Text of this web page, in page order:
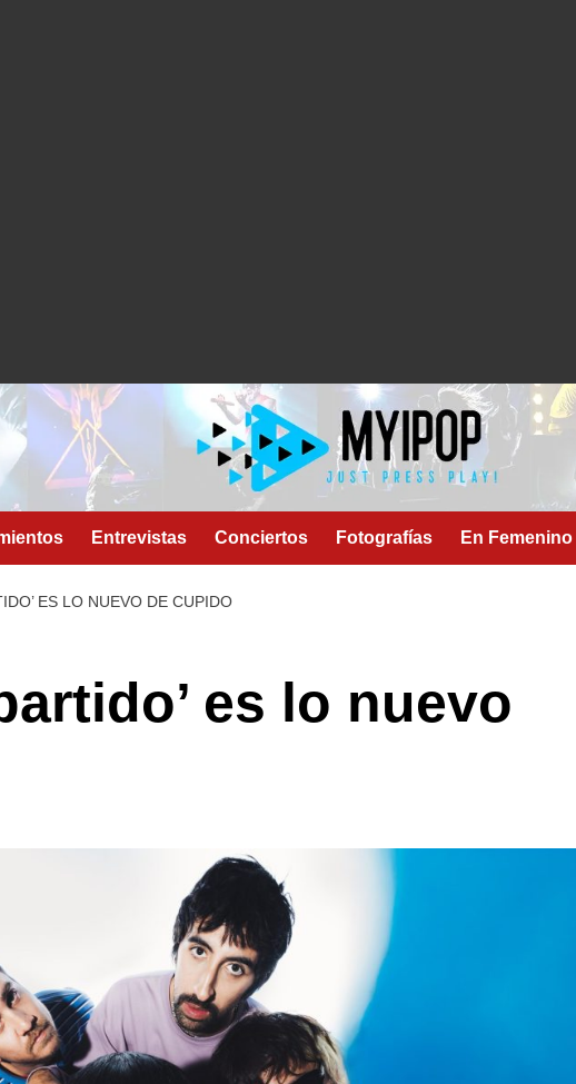
Entrevistas Conciertos Fotografías En Femenino
ES LO NUEVO DE CUPIDO
es lo nuevo